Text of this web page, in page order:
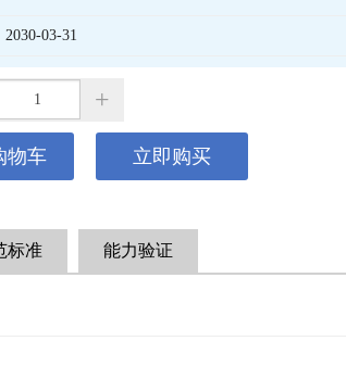
2030-03-31
+
物车 立即购买
标准 能力验证